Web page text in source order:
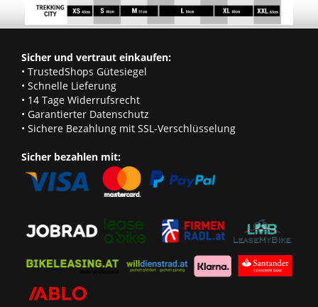
Sicher und vertraut einkaufen:
• TrustedShops Gütesiegel
• Schnelle Lieferung
• 14 Tage Widerrufsrecht
• Garantierter Datenschutz
• Sichere Bezahlung mit SSL-Verschlüsselung
Sicher bezahlen mit: